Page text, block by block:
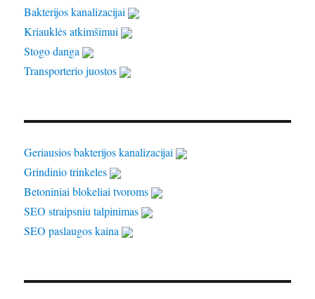
Bakterijos kanalizacijai
Kriauklės atkimšimui
Stogo danga
Transporterio juostos
Geriausios bakterijos kanalizacijai
Grindinio trinkeles
Betoniniai blokeliai tvoroms
SEO straipsniu talpinimas
SEO paslaugos kaina